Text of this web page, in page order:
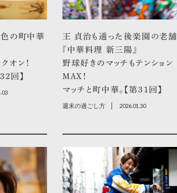
の町中華
オン！
回】
王 貞治も通った後楽園の老舗
『中華料理 新三陽』
野球好きのマッチもテンション
MAX！
マッチと町中華。【第31回】
週末の過ごし方 2026.01.30